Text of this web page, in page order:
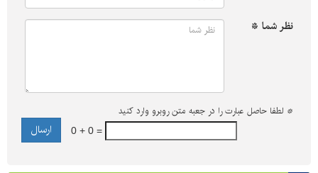
نظر شما *
* لطفا حاصل عبارت را در جعبه متن روبرو وارد کنید
0 + 0 =